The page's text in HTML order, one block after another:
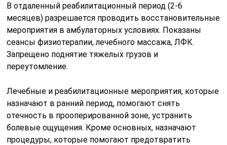
В отдаленный реабилитационный период (2-6
месяцев) разрешается проводить восстановительные
мероприятия в амбулаторных условиях. Показаны
сеансы физиотерапии, лечебного массажа, ЛФК.
Запрещено поднятие тяжелых грузов и
переутомление.
Лечебные и реабилитационные мероприятия, которые
назначают в ранний период, помогают снять
отечность в прооперированной зоне, устранить
болевые ощущения. Кроме основных, назначают
процедуры, которые помогают предотвратить